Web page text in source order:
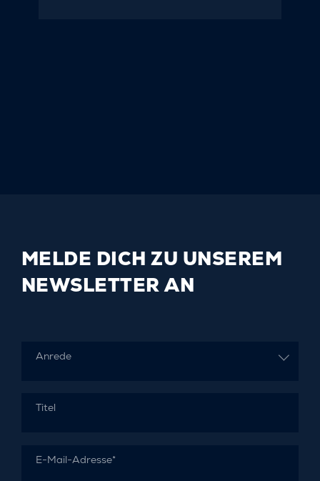
MELDE DICH ZU UNSEREM
NEWSLETTER AN
Anrede
Titel
E-Mail-Adresse*